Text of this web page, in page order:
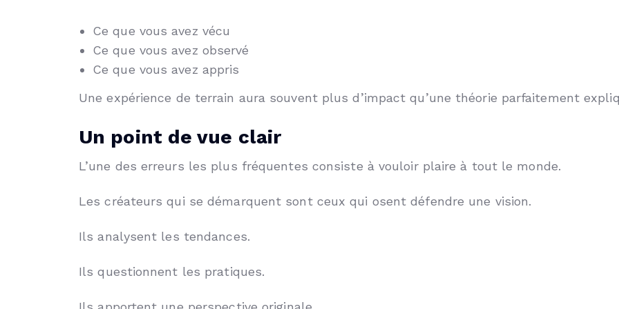
Ce que vous avez vécu
Ce que vous avez observé
Ce que vous avez appris
Une expérience de terrain aura souvent plus d’impact qu’une théorie parfaitement
Un point de vue clair
L’une des erreurs les plus fréquentes consiste à vouloir plaire à tout le monde.
Les créateurs qui se démarquent sont ceux qui osent défendre une vision.
Ils analysent les tendances.
Ils questionnent les pratiques.